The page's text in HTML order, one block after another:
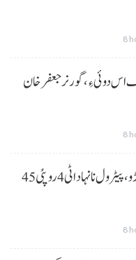
8
اس دوئی ءِ،گورنر جعفرخان
8
حکومت نا کنڈ آن پیٹرولیم نا پوسکن آ نہاد آتا پڑو،پیٹرول نا نہاد اٹی 4 روپئی 45
8